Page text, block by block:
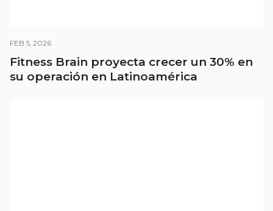
FEB 5, 2026
Fitness Brain proyecta crecer un 30% en
su operación en Latinoamérica